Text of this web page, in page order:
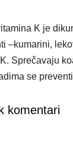
K je
–kumarini,
Sprečavaju
se
komentari